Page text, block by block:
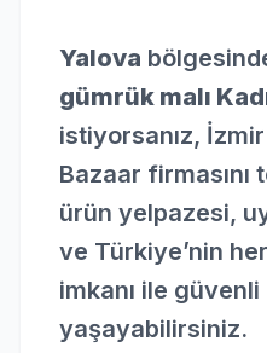
Yalova
gümrük malı
istiyorsanız,
Bazaar
ürün yelpazesi,
ve Türkiye’nin
imkanı ile
yaşayabilirsiniz.